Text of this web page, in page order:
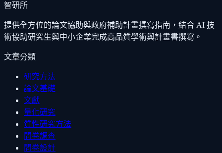
智研所
提供全方位的論文協助與政府補助計畫撰寫指南，結合 AI 技
術協助研究生與中小企業完成高品質學術與計畫書撰寫。
文章分類
研究方法
論文基礎
文獻
量化研究
質性研究方法
問卷調查
問卷設計